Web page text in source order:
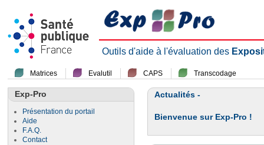
Outils d'aide à l'évaluation des
Matrices Evalutil CAPS Transcodage
Exp-Pro
Présentation du portail
Aide
F.A.Q.
Contact
Actualités -
Bienvenue sur Exp-Pro !